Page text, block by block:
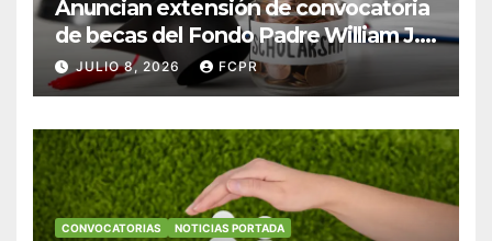
Anuncian extensión de convocatoria
de becas del Fondo Padre William J.
Hendricks, SJ para estudiantes del
Colegio San Ignacio
JULIO 8, 2026 FCPR
CONVOCATORIAS NOTICIAS PORTADA